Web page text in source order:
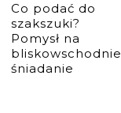
Co podać do
szakszuki?
Pomysł na
bliskowschodnie
śniadanie